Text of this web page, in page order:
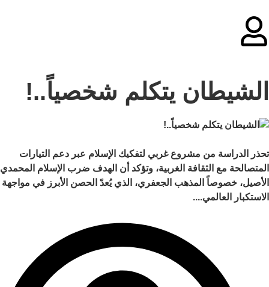
الشيطان يتكلم شخصياً..!
تحذر الدراسة من مشروع غربي لتفكيك الإسلام عبر دعم التيارات
المتصالحة مع الثقافة الغربية، وتؤكد أن الهدف ضرب الإسلام المحمدي
الأصيل، خصوصاً المذهب الجعفري، الذي يُعدّ الحصن الأبرز في مواجهة
الاستكبار العالمي....